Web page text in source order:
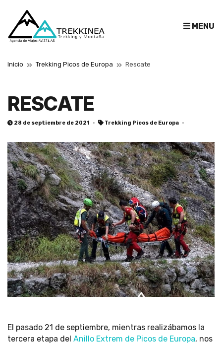
MENU
c
h
f
o
r
m
Inicio Trekking Picos de Europa Rescate
RESCATE
28 de septiembre de 2021 Trekking Picos de Europa
El pasado 21 de septiembre, mientras realizábamos la
tercera etapa del Anillo Extrem de Picos de Europa, nos